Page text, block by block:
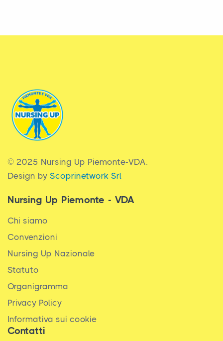
© 2025 Nursing Up Piemonte-VDA.
Design by Scoprinetwork Srl
Nursing Up Piemonte - VDA
Chi siamo
Convenzioni
Nursing Up Nazionale
Statuto
Organigramma
Privacy Policy
Informativa sui cookie
Contatti